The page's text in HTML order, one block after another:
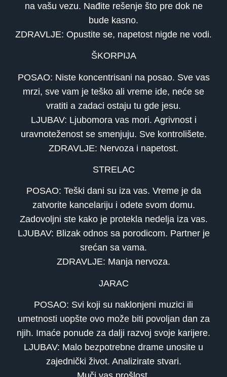
na vašu vezu. Nađite rešenje što pre dok ne
bude kasno.
ZDRAVLJE: Opustite se, napetost nigde ne vodi.
ŠKORPIJA
POSAO: Niste koncentrisani na posao. Sve vas
mrzi, sve vam je teško ali vreme ide, neće se
vratiti a zadaci ostaju tu gde jesu.
LJUBAV: Ljubomora vas mori. Agrivnost i
uravnoteženost se smenjuju. Sve kontrolišete.
ZDRAVLJE: Nervoza i napetost.
STRELAC
POSAO: Teški dani su iza vas. Vreme je da
zatvorite kancelariju i odete svom domu.
Zadovoljni ste kako je protekla nedelja iza vas.
LJUBAV: Blizak odnos sa porodicom. Partner je
srećan sa vama.
ZDRAVLJE: Manja nervoza.
JARAC
POSAO: Svi koji su naklonjeni muzici ili
umetnosti uopšte ovo može biti povoljan dan za
njih. Imaće ponude za dalji razvoj svoje karijere.
LJUBAV: Malo bezpotrebne drame unosite u
zajednički život. Analizirate stvari.